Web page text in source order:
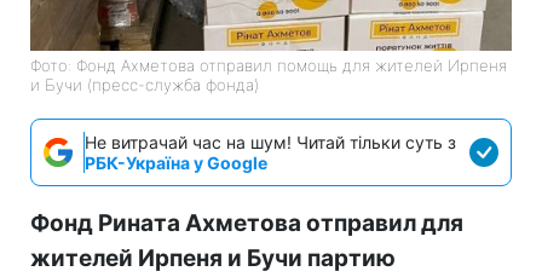
Фото: Фонд Ахметова отправил помощь для жителей Ирпеня
и Бучи (пресс-служба фонда)
Не витрачай час на шум! Читай тільки суть з
РБК-Україна у Google
Фонд Рината Ахметова отправил для
жителей Ирпеня и Бучи партию